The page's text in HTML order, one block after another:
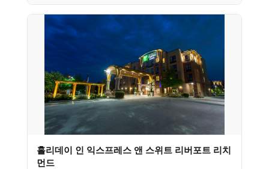
홀리데이 인 익스프레스 앤 스위트 리버포트 리치
먼드